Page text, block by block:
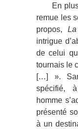
En plus
remue les
propos,
intrigue
de celui
tournais le
[…] ».
spécifié,
homme
présenté
à un